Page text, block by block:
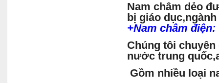
Nam châm dẻo
bị giáo
+Nam châm điện:
Chúng tôi
nước trung
Gồm nhiều loại